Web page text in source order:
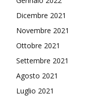
Dicembre 2021
Novembre 2021
Ottobre 2021
Settembre 2021
Agosto 2021
Luglio 2021